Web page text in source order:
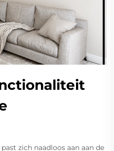
zich naadloos aan aan de